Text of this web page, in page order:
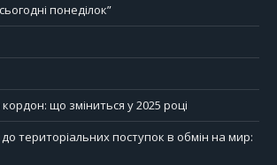
понеділок”
кордон: що зміниться у 2025 році
до територіальних поступок в обмін на мир: